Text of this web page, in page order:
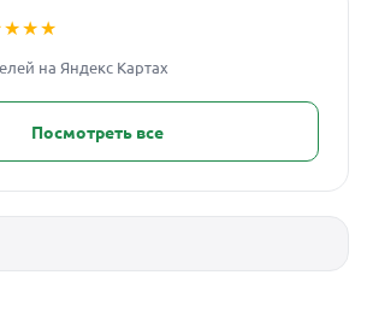
на Яндекс Картах
Посмотреть все